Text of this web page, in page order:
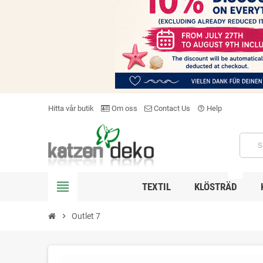
Hitta vår butik Om oss Contact Us help_outline Help
view_headline TEXTIL KLÖSTRÄD
chevron_right Outlet 7